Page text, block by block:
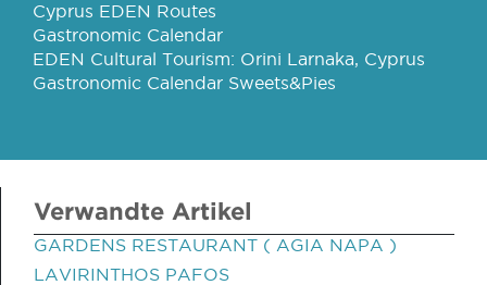
Cyprus EDEN Routes
Gastronomic Calendar
EDEN Cultural Tourism: Orini Larnaka, Cyprus
Gastronomic Calendar Sweets&Pies
Verwandte Artikel
GARDENS RESTAURANT ( AGIA NAPA )
LAVIRINTHOS PAFOS